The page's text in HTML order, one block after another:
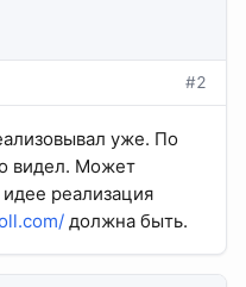
#2
уже. По
видел. Может
реализация
должна быть.